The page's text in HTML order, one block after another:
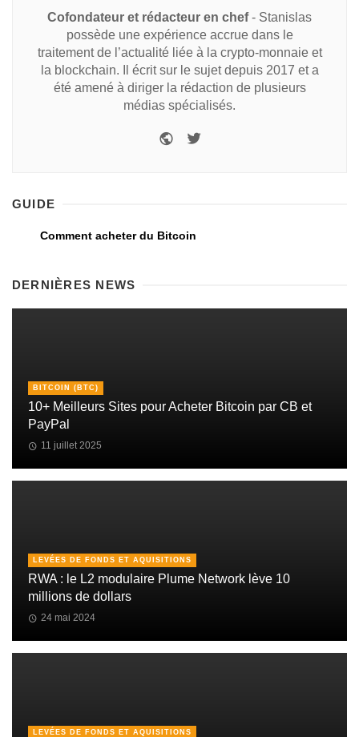
Cofondateur et rédacteur en chef- Stanislas
possède une expérience accrue dans le
traitement de l’actualité liée à la crypto-monnaie et
la blockchain. Il écrit sur le sujet depuis 2017 et a
été amené à diriger la rédaction de plusieurs
médias spécialisés.
GUIDE
Comment acheter du Bitcoin
DERNIÈRES NEWS
BITCOIN (BTC)
10+ Meilleurs Sites pour Acheter Bitcoin par CB et
PayPal
11 juillet 2025
LEVÉES DE FONDS ET AQUISITIONS
RWA : le L2 modulaire Plume Network lève 10
millions de dollars
24 mai 2024
LEVÉES DE FONDS ET AQUISITIONS